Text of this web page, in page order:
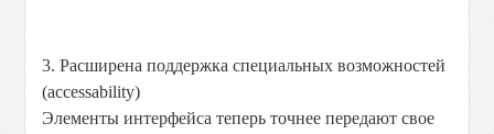
3. Расширена поддержка специальных возможностей
(accessability)
Элементы интерфейса теперь точнее передают свое